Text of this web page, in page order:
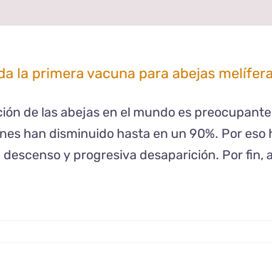
la primera vacuna para abejas
de las abejas en el mundo es
han disminuido hasta en un 90%. Por
y progresiva desaparición. Por fin,